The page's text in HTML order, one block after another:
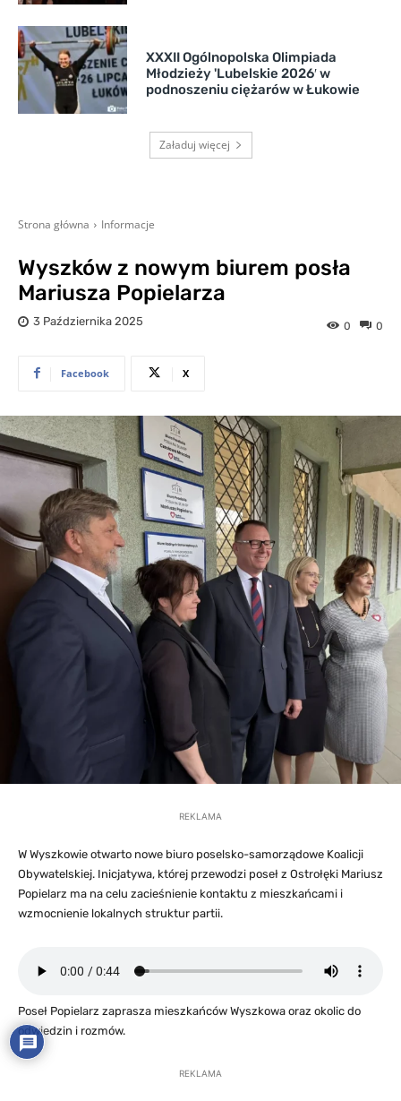
XXXII Ogólnopolska Olimpiada
Młodzieży 'Lubelskie 2026′ w
podnoszeniu ciężarów w Łukowie
Załaduj więcej